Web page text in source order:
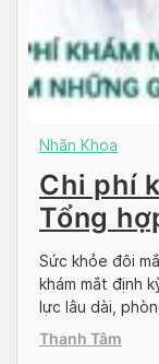
Nhãn Khoa
Chi phí
Tổng
khảo uy
Sức khỏe đôi
khám mắt định
lực lâu dài,
trình khám gồm
Thanh Tâm